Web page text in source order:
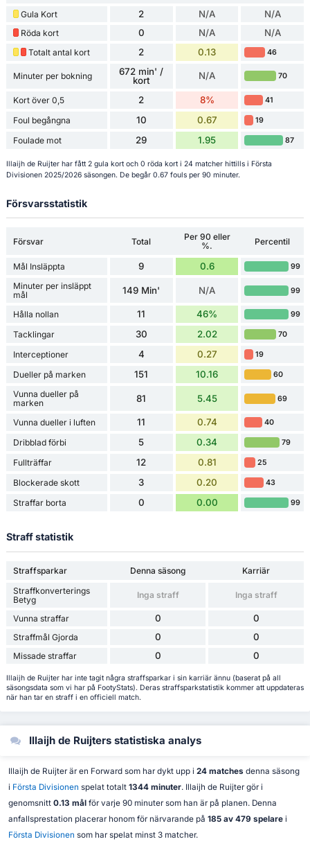
Gula Kort 2 N/A N/A
Röda kort 0 N/A N/A
Totalt antal kort 2 0.13 46
Minuter per bokning
672 min' /
kort
N/A 70
Kort över 0,5 2 8% 41
Foul begångna 10 0.67 19
Foulade mot 29 1.95 87
Illaijh de Ruijter har fått 2 gula kort och 0 röda kort i 24 matcher hittills i Första
Divisionen 2025/2026 säsongen. De begår 0.67 fouls per 90 minuter.
Försvarsstatistik
Försvar Total
Per 90 eller
%.
Percentil
Mål Insläppta 9 0.6 99
Minuter per insläppt
mål
149 Min' N/A 99
Hålla nollan 11 46% 99
Tacklingar 30 2.02 70
Interceptioner 4 0.27 19
Dueller på marken 151 10.16 60
Vunna dueller på
marken
81 5.45 69
Vunna dueller i luften 11 0.74 40
Dribblad förbi 5 0.34 79
Fullträffar 12 0.81 25
Blockerade skott 3 0.20 43
Straffar borta 0 0.00 99
Straff statistik
Straffsparkar Denna säsong
Karriär
Straffkonverterings
Betyg
Inga straff Inga straff
Vunna straffar 0 0
Straffmål Gjorda 0 0
Missade straffar 0 0
Illaijh de Ruijter har inte tagit några straffsparkar i sin karriär ännu (baserat på all
säsongsdata som vi har på FootyStats). Deras straffsparkstatistik kommer att uppdateras
när han tar en straff i en officiell match.
Illaijh de Ruijters statistiska analys
Illaijh de Ruijter är en Forward som har dykt upp i 24 matches denna säsong
i Första Divisionen spelat totalt 1344 minuter. Illaijh de Ruijter gör i
genomsnitt 0.13 mål för varje 90 minuter som han är på planen. Denna
anfallsprestation placerar honom för närvarande på 185 av 479 spelare i
Första Divisionen som har spelat minst 3 matcher.